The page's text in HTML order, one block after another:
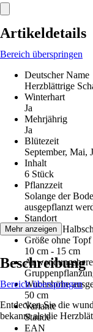
Artikeldetails
Bereich überspringen
Deutscher Name
Herzblättrige
Winterhart
Ja
Mehrjährig
Ja
Blütezeit
September, Mai,
Inhalt
6 Stück
Pflanzzeit
Solange der
ausgepflanzt
Standort
Schatten,
Größe ohne Topf
10 cm - 15 cm
Wuchshöhe
50 cm
Variante
Staude
EAN
Mehr anzeigen
Beschreibung
Bereich überspringen
Entdecken Sie die
bekannt als die